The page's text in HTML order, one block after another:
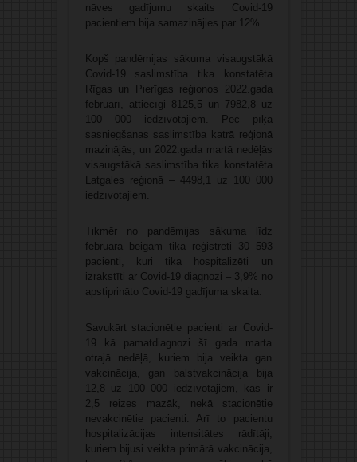
nāves gadījumu skaits Covid-19
pacientiem bija samazinājies par 12%.
Kopš pandēmijas sākuma visaugstākā
Covid-19 saslimstība tika konstatēta
Rīgas un Pierīgas reģionos 2022.gada
februārī, attiecīgi 8125,5 un 7982,8 uz
100 000 iedzīvotājiem. Pēc pīķa
sasniegšanas saslimstība katrā reģionā
mazinājās, un 2022.gada martā nedēļās
visaugstākā saslimstība tika konstatēta
Latgales reģionā – 4498,1 uz 100 000
iedzīvotājiem.
Tikmēr no pandēmijas sākuma līdz
februāra beigām tika reģistrēti 30 593
pacienti, kuri tika hospitalizēti un
izrakstīti ar Covid-19 diagnozi – 3,9% no
apstiprināto Covid-19 gadījuma skaita.
Savukārt stacionētie pacienti ar Covid-
19 kā pamatdiagnozi šī gada marta
otrajā nedēļā, kuriem bija veikta gan
vakcinācija, gan balstvakcinācija bija
12,8 uz 100 000 iedzīvotājiem, kas ir
2,5 reizes mazāk, nekā stacionētie
nevakcinētie pacienti. Arī to pacientu
hospitalizācijas intensitātes rādītāji,
kuriem bijusi veikta primārā vakcinācija,